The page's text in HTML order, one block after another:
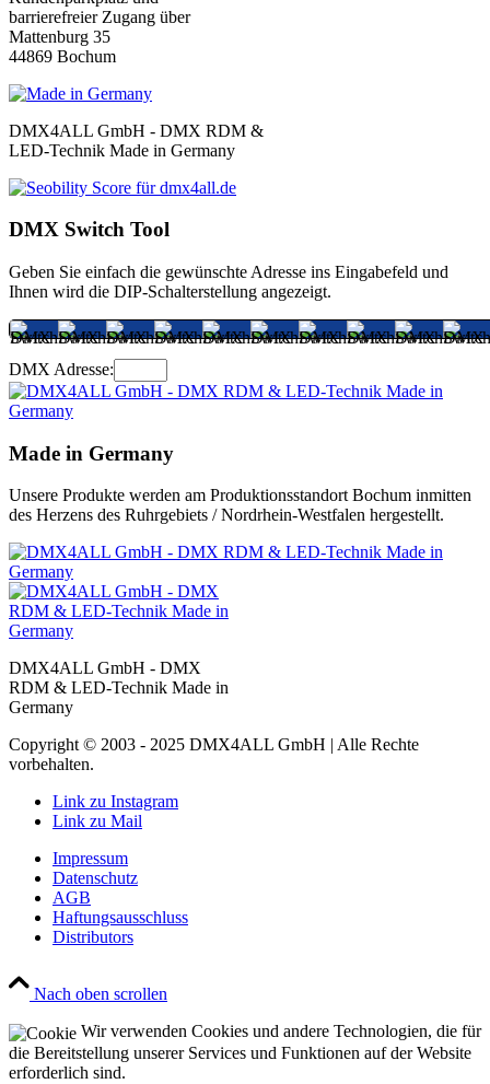
barrierefreier Zugang über
Mattenburg 35
44869 Bochum
DMX4ALL GmbH - DMX RDM &
LED-Technik Made in Germany
DMX Switch Tool
Geben Sie einfach die gewünschte Adresse ins Eingabefeld und
Ihnen wird die DIP-Schalterstellung angezeigt.
DMX Adresse:
Made in Germany
Unsere Produkte werden am Produktionsstandort Bochum inmitten
des Herzens des Ruhrgebiets / Nordrhein-Westfalen hergestellt.
DMX4ALL GmbH - DMX
RDM & LED-Technik Made in
Germany
Copyright © 2003 - 2025 DMX4ALL GmbH | Alle Rechte
vorbehalten.
Link zu Instagram
Link zu Mail
Impressum
Datenschutz
AGB
Haftungsausschluss
Distributors
Nach oben scrollen
Wir verwenden Cookies und andere Technologien, die für
die Bereitstellung unserer Services und Funktionen auf der Website
erforderlich sind.